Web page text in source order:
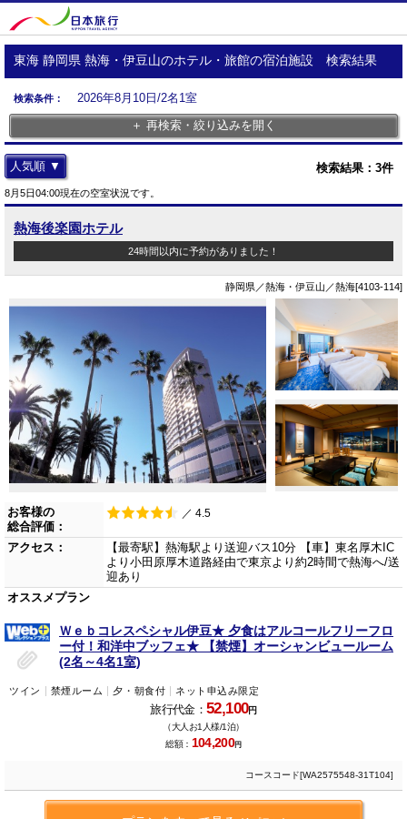
東海 静岡県 熱海・伊豆山のホテル・旅館の宿泊施設 検索結果
検索条件：
2026年8月10日/2名1室
＋ 再検索・絞り込みを開く
検索結果： 3件
人気順 ▼
8月5日04:00現在の空室状況です。
熱海後楽園ホテル
24時間以内に予約がありました！
静岡県／熱海・伊豆山／熱海[4103-114]
お客様の
総合評価：
／ 4.5
アクセス：
【最寄駅】熱海駅より送迎バス10分 【車】東名厚木IC
より小田原厚木道路経由で東京より約2時間で熱海へ/送
迎あり
オススメプラン
Ｗｅｂコレスペシャル伊豆★ 夕食はアルコールフリーフロ
ー付！和洋中ブッフェ★ 【禁煙】オーシャンビュールーム
(2名～4名1室)
ツイン 禁煙ルーム 夕・朝食付 ネット申込み限定
旅行代金：52,100円
（大人お1人様/1泊）
総額： 104,200円
コースコード[WA2575548-31T104]